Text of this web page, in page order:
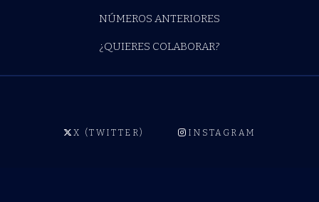
NÚMEROS ANTERIORES
¿QUIERES COLABORAR?
X (TWITTER) INSTAGRAM